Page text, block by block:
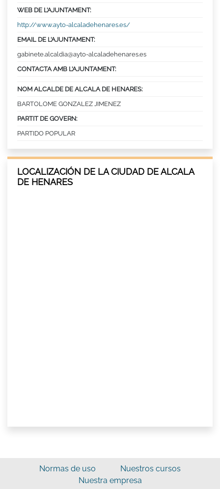
WEB DE L’AJUNTAMENT:
http://www.ayto-alcaladehenares.es/
EMAIL DE L’AJUNTAMENT:
gabinete.alcaldia@ayto-alcaladehenares.es
CONTACTA AMB L’AJUNTAMENT:
NOM ALCALDE DE ALCALA DE HENARES:
BARTOLOME GONZALEZ JIMENEZ
PARTIT DE GOVERN:
PARTIDO POPULAR
LOCALIZACIÓN DE LA CIUDAD DE ALCALA
DE HENARES
Normas de uso
Nuestros cursos
Nuestra empresa